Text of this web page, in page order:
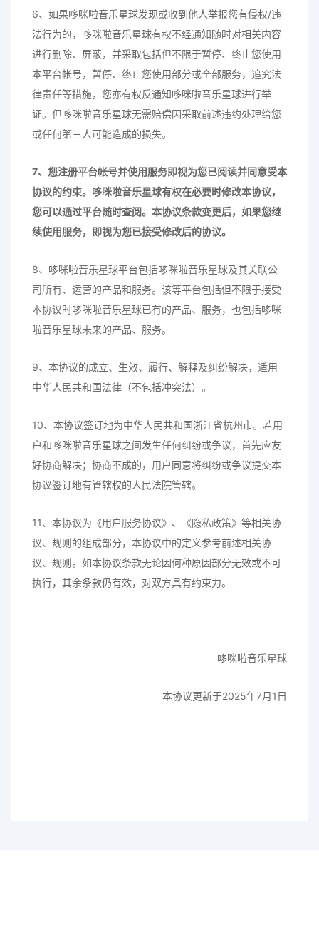
6、如果哆咪啦音乐星球发现或收到他人举报您有侵权/违
法行为的，哆咪啦音乐星球有权不经通知随时对相关内容
进行删除、屏蔽，并采取包括但不限于暂停、终止您使用
本平台帐号，暂停、终止您使用部分或全部服务，追究法
律责任等措施，您亦有权反通知哆咪啦音乐星球进行举
证。但哆咪啦音乐星球无需赔偿因采取前述违约处理给您
或任何第三人可能造成的损失。
7、您注册平台帐号并使用服务即视为您已阅读并同意受本
协议的约束。 哆咪啦音乐星球有权在必要时修改本协议，
您可以通过平台随时查阅。本协议条款变更后，如果您继
续使用服务，即视为您已接受修改后的协议。
8、哆咪啦音乐星球平台包括哆咪啦音乐星球及其关联公
司所有、运营的产品和服务。该等平台包括但不限于接受
本协议时哆咪啦音乐星球已有的产品、服务，也包括哆咪
啦音乐星球未来的产品、服务。
9、本协议的成立、生效、履行、解释及纠纷解决，适用
中华人民共和国法律（不包括冲突法）。
10、本协议签订地为中华人民共和国浙江省杭州市。若用
户和哆咪啦音乐星球之间发生任何纠纷或争议，首先应友
好协商解决；协商不成的，用户同意将纠纷或争议提交本
协议签订地有管辖权的人民法院管辖。
11、本协议为《用户服务协议》、《隐私政策》等相关协
议、规则的组成部分，本协议中的定义参考前述相关协
议、规则。如本协议条款无论因何种原因部分无效或不可
执行，其余条款仍有效，对双方具有约束力。
哆咪啦音乐星球
本协议更新于2025年7月1日